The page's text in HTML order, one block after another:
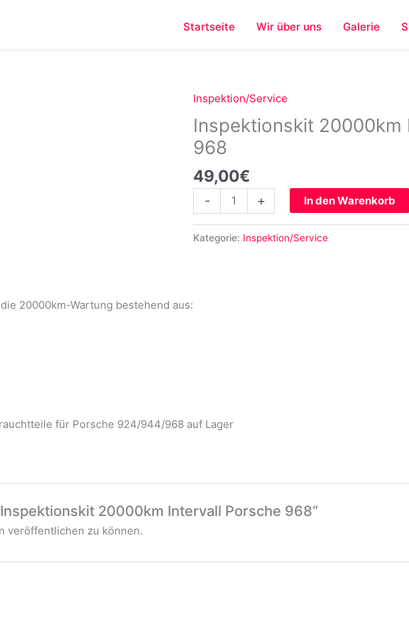
Startseite Wir über uns Galerie
Inspektion/Service
Inspektionskit 20000km
968
49,00€
-
Inspektionskit
20000km
Intervall
Porsche
968
Menge
+ In den Warenkorb
Kategorie: Inspektion/Service
20000km-Wartung bestehend aus:
für Porsche 924/944/968 auf Lager
20000km Intervall Porsche 968“
veröffentlichen zu können.